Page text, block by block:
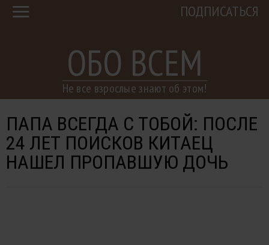
ОБО ВСЕМ
Не все взрослые знают об этом!
ПОДПИСАТЬСЯ
ПАПА ВСЕГДА С ТОБОЙ: ПОСЛЕ
24 ЛЕТ ПОИСКОВ КИТАЕЦ
НАШЕЛ ПРОПАВШУЮ ДОЧЬ